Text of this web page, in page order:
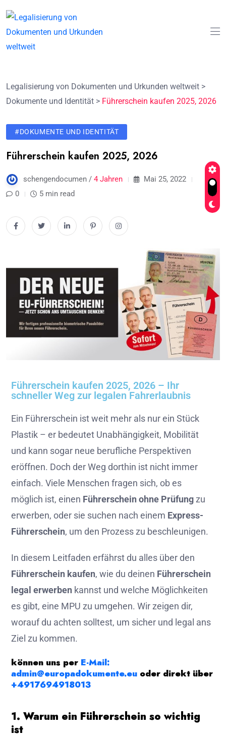
Legalisierung von Dokumenten und Urkunden weltweit >
Dokumente und Identität > Führerschein kaufen 2025, 2026
#DOKUMENTE UND IDENTITÄT
Führerschein kaufen 2025, 2026
schengendocumen / 4 Jahren
Mai 25, 2022
0
5 min read
Führerschein kaufen 2025, 2026 – Ihr
schneller Weg zur legalen Fahrerlaubnis
Ein Führerschein ist weit mehr als nur ein Stück
Plastik – er bedeutet Unabhängigkeit, Mobilität
und kann sogar neue berufliche Perspektiven
eröffnen. Doch der Weg dorthin ist nicht immer
einfach. Viele Menschen fragen sich, ob es
möglich ist, einen Führerschein ohne Prüfungzu
erwerben, oder sie suchen nach einem Express-
Führerschein, um den Prozess zu beschleunigen.
In diesem Leitfaden erfährst du alles über den
Führerschein kaufen, wie du deinen Führerschein
legal erwerben kannst und welche Möglichkeiten
es gibt, eine MPU zu umgehen. Wir zeigen dir,
worauf du achten solltest, um sicher und legal ans
Ziel zu kommen.
können uns per E-Mail:
admin@europadokumente.eu oder direkt über
+4917694918013
1. Warum ein Führerschein so wichtig
ist